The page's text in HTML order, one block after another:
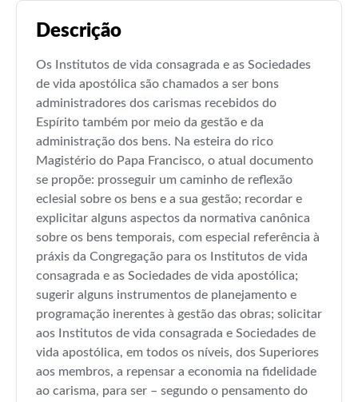
Descrição
Os Institutos de vida consagrada e as Sociedades
de vida apostólica são chamados a ser bons
administradores dos carismas recebidos do
Espírito também por meio da gestão e da
administração dos bens. Na esteira do rico
Magistério do Papa Francisco, o atual documento
se propõe: prosseguir um caminho de reflexão
eclesial sobre os bens e a sua gestão; recordar e
explicitar alguns aspectos da normativa canônica
sobre os bens temporais, com especial referência à
práxis da Congregação para os Institutos de vida
consagrada e as Sociedades de vida apostólica;
sugerir alguns instrumentos de planejamento e
programação inerentes à gestão das obras; solicitar
aos Institutos de vida consagrada e Sociedades de
vida apostólica, em todos os níveis, dos Superiores
aos membros, a repensar a economia na fidelidade
ao carisma, para ser – segundo o pensamento do